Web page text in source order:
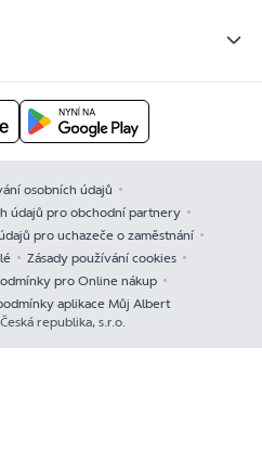
osobních údajů
údajů pro obchodní partnery
pro uchazeče o zaměstnání
Zásady používání cookies
pro Online nákup
aplikace Můj Albert
republika, s.r.o.